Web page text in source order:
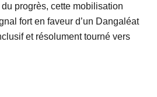
progrès, cette mobilisation
fort en faveur d’un Dangaléat
et résolument tourné vers